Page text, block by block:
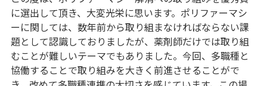
に選出して頂き、大変光栄に思います。ポリファーマシ
ーに関しては、数年前から取り組まなければならない課
題として認識しておりましたが、薬剤師だけでは取り組
むことが難しいテーマでもありました。今回、多職種と
協働することで取り組みを大きく前進させることがで